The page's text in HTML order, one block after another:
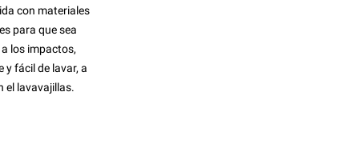
con materiales
para que sea
los impactos,
y fácil de lavar, a
el lavavajillas.